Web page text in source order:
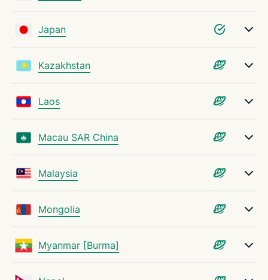
Japan
Kazakhstan
Laos
Macau SAR China
Malaysia
Mongolia
Myanmar [Burma]